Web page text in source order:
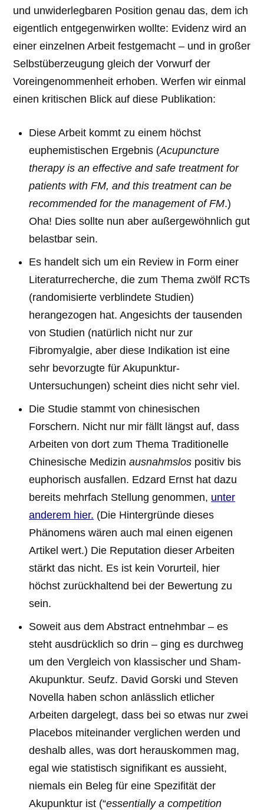
und unwiderlegbaren Position genau das, dem ich
eigentlich entgegenwirken wollte: Evidenz wird an
einer einzelnen Arbeit festgemacht – und in großer
Selbstüberzeugung gleich der Vorwurf der
Voreingenommenheit erhoben. Werfen wir einmal
einen kritischen Blick auf diese Publikation:
Diese Arbeit kommt zu einem höchst
euphemistischen Ergebnis (Acupuncture
therapy is an effective and safe treatment for
patients with FM, and this treatment can be
recommended for the management of FM.)
Oha! Dies sollte nun aber außergewöhnlich gut
belastbar sein.
Es handelt sich um ein Review in Form einer
Literaturrecherche, die zum Thema zwölf RCTs
(randomisierte verblindete Studien)
herangezogen hat. Angesichts der tausenden
von Studien (natürlich nicht nur zur
Fibromyalgie, aber diese Indikation ist eine
sehr bevorzugte für Akupunktur-
Untersuchungen) scheint dies nicht sehr viel.
Die Studie stammt von chinesischen
Forschern. Nicht nur mir fällt längst auf, dass
Arbeiten von dort zum Thema Traditionelle
Chinesische Medizinausnahmslos positiv bis
euphorisch ausfallen. Edzard Ernst hat dazu
bereits mehrfach Stellung genommen, unter
anderem hier. (Die Hintergründe dieses
Phänomens wären auch mal einen eigenen
Artikel wert.) Die Reputation dieser Arbeiten
stärkt das nicht. Es ist kein Vorurteil, hier
höchst zurückhaltend bei der Bewertung zu
sein.
Soweit aus dem Abstract entnehmbar – es
steht ausdrücklich so drin – ging es durchweg
um den Vergleich von klassischer und Sham-
Akupunktur. Seufz. David Gorski und Steven
Novella haben schon anlässlich etlicher
Arbeiten dargelegt, dass bei so etwas nur zwei
Placebos miteinander verglichen werden und
deshalb alles, was dort herauskommen mag,
egal wie statistisch signifikant es aussieht,
niemals ein Beleg für eine Spezifität der
Akupunktur ist (“essentially a competition